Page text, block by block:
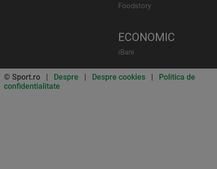
Foodstory
ECONOMIC
iBani
© Sport.ro | Despre | Despre cookies | Politica de
confidentialitate